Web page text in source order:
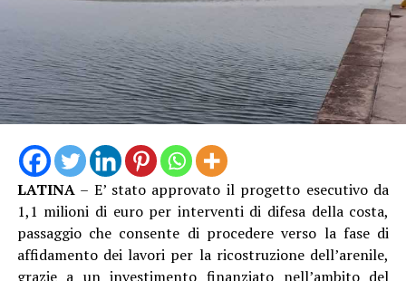
LATINA– E’ stato approvato il progetto esecutivo da
1,1 milioni di euro per interventi di difesa della costa,
passaggio che consente di procedere verso la fase di
affidamento dei lavori per la ricostruzione dell’arenile,
grazie a un investimento finanziato nell’ambito del